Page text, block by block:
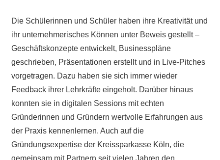
Die Schülerinnen und Schüler haben ihre Kreativität und
ihr unternehmerisches Können unter Beweis gestellt –
Geschäftskonzepte entwickelt, Businesspläne
geschrieben, Präsentationen erstellt und in Live-Pitches
vorgetragen. Dazu haben sie sich immer wieder
Feedback ihrer Lehrkräfte eingeholt. Darüber hinaus
konnten sie in digitalen Sessions mit echten
Gründerinnen und Gründern wertvolle Erfahrungen aus
der Praxis kennenlernen. Auch auf die
Gründungsexpertise der Kreissparkasse Köln, die
gemeinsam mit Partnern seit vielen Jahren den